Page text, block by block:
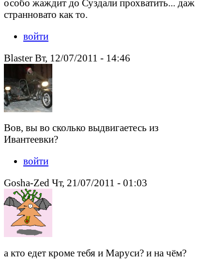
особо жаждит до Суздали прохватить... даж
странновато как то.
войти
Blaster Вт, 12/07/2011 - 14:46
Вов, вы во сколько выдвигаетесь из
Ивантеевки?
войти
Gosha-Zed Чт, 21/07/2011 - 01:03
а кто едет кроме тебя и Маруси? и на чём?